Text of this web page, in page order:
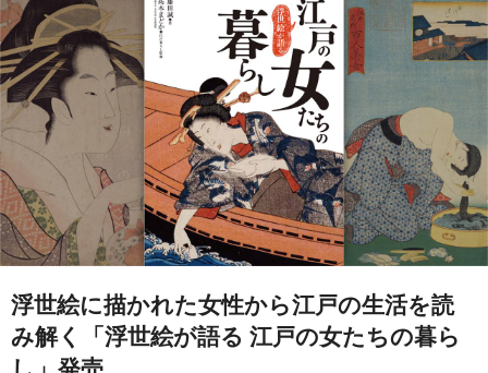
浮世絵に描かれた女性から江戸の生活を読
み解く「浮世絵が語る 江戸の女たちの暮ら